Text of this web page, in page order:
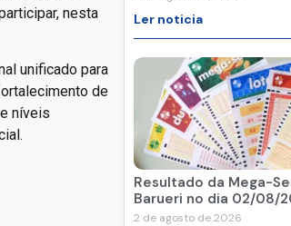
nesta
unificado para
de
níveis
Ler noticia
Resultado da Mega-
Barueri no dia 02/08/
2 de agosto de 2026